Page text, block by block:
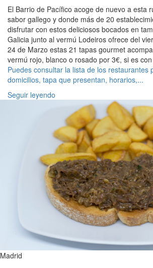
El Barrio de Pacífico acoge de nuevo a esta
sabor gallego y donde más de 20
disfrutar con estos deliciosos bocados en
Galicia junto al vermú Lodeiros ofrece del
24 de Marzo estas 21 tapas gourmet
vermú rojo, blanco o rosado por 3€, si es
Puedes consultar la lista de los restaurantes
domicilios, tapa que presentan, horarios,...
Seguir leyendo
Madrid